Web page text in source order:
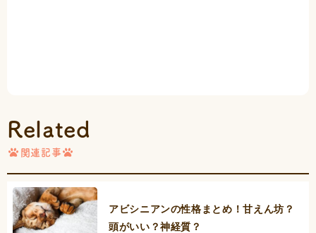
Related
関連記事
アビシニアンの性格まとめ！甘えん坊？
頭がいい？神経質？